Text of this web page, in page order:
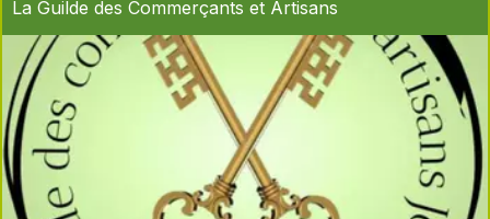
La Guilde des Commerçants et Artisans